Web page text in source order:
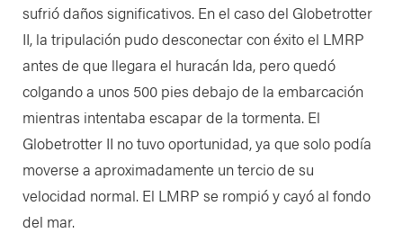
sufrió daños significativos. En el caso del Globetrotter
II, la tripulación pudo desconectar con éxito el LMRP
antes de que llegara el huracán Ida, pero quedó
colgando a unos 500 pies debajo de la embarcación
mientras intentaba escapar de la tormenta. El
Globetrotter II no tuvo oportunidad, ya que solo podía
moverse a aproximadamente un tercio de su
velocidad normal. El LMRP se rompió y cayó al fondo
del mar.